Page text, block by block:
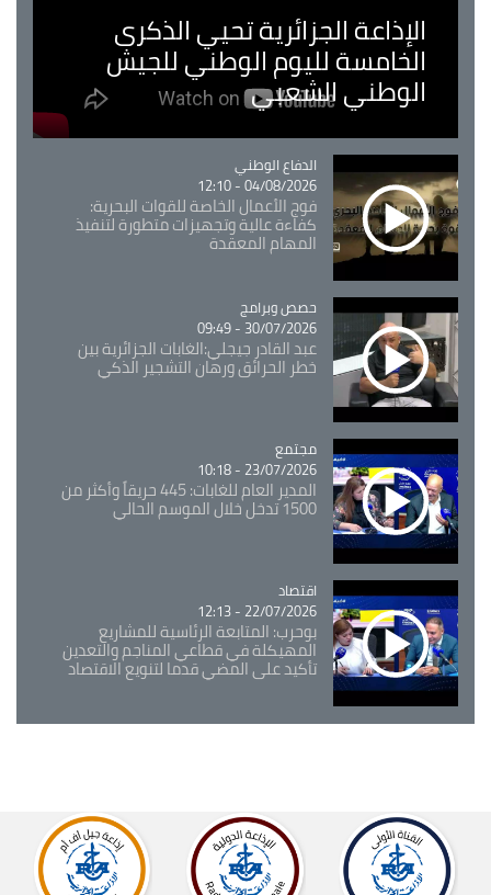
الإذاعة الجزائرية تحيي الذكرى
الخامسة لليوم الوطني للجيش
الوطني الشعبي
Catégorie
الدفاع الوطني
04/08/2026 - 12:10
فوج الأعمال الخاصة للقوات البحرية:
كفاءة عالية وتجهيزات متطورة لتنفيذ
المهام المعقدة
Catégorie
حصص وبرامج
30/07/2026 - 09:49
عبد القادر جيجلي:الغابات الجزائرية بين
خطر الحرائق ورهان التشجير الذكي
Catégorie
مجتمع
23/07/2026 - 10:18
المدير العام للغابات: 445 حريقاً وأكثر من
1500 تدخل خلال الموسم الحالي
Catégorie
اقتصاد
22/07/2026 - 12:13
بوحرب: المتابعة الرئاسية للمشاريع
المهيكلة في قطاعي المناجم والتعدين
تأكيد على المضي قدما لتنويع الاقتصاد